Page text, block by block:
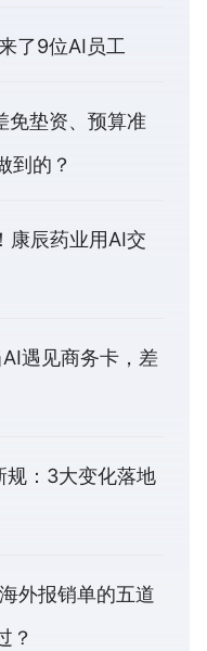
了9位AI员工
免垫资、预算准
到的？
康辰药业用AI交
遇见商务卡，差
：3大变化落地
外报销单的五道
？